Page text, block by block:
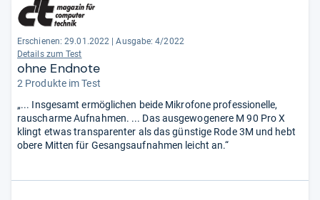
Erschienen: 29.01.2022
Ausgabe: 4/2022
Details zum Test
ohne Endnote
2 Produkte im Test
„... Insgesamt ermöglichen beide Mikrofone professionelle,
rauscharme Aufnahmen. ... Das ausgewogenere M 90 Pro X
klingt etwas transparenter als das günstige Rode 3M und hebt
obere Mitten für Gesangsaufnahmen leicht an.“